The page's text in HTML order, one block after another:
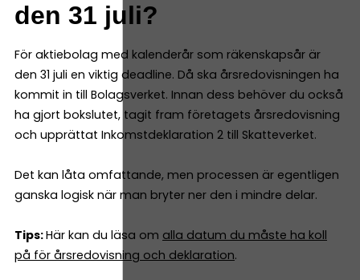
den 31 juli?
För aktiebolag med kalenderår som räkenskapsår är
den 31 juli en viktig deadline. Då ska årsredovisningen ha
kommit in till Bolagsverket. Innan dess behöver du också
ha gjort bokslutet, tagit fram företagets årsredovisning
och upprättat Inkomstdeklaration 2 till Skatteverket.
Det kan låta omfattande, men processen är egentligen
ganska logisk när man bryter ner den i mindre delar.
Tips:Här kan du läsa om alla datum du måste ha koll
på för årsredovisning och deklaration.